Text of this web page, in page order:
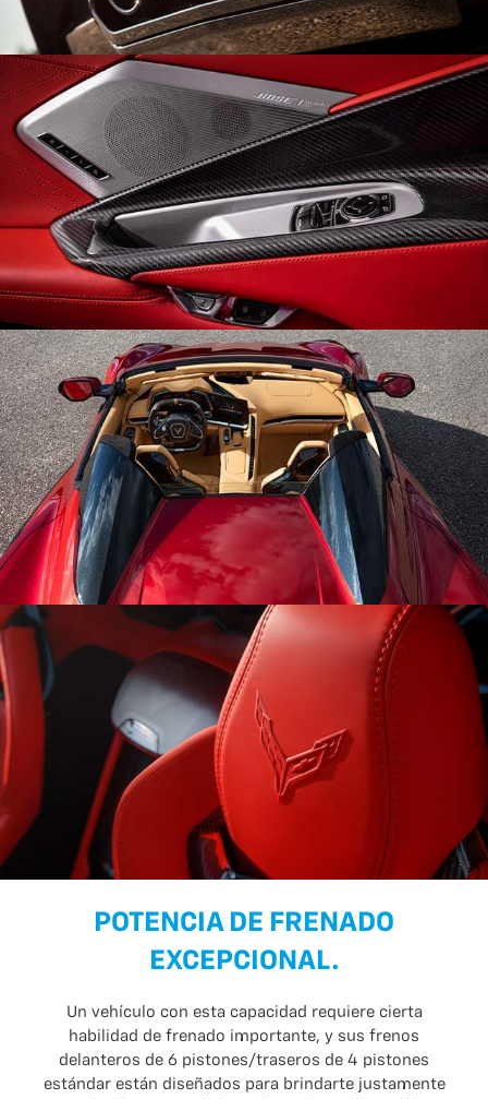
POTENCIA DE FRENADO
EXCEPCIONAL.
Un vehículo con esta capacidad requiere cierta
habilidad de frenado importante, y sus frenos
delanteros de 6 pistones/traseros de 4 pistones
estándar están diseñados para brindarte justamente